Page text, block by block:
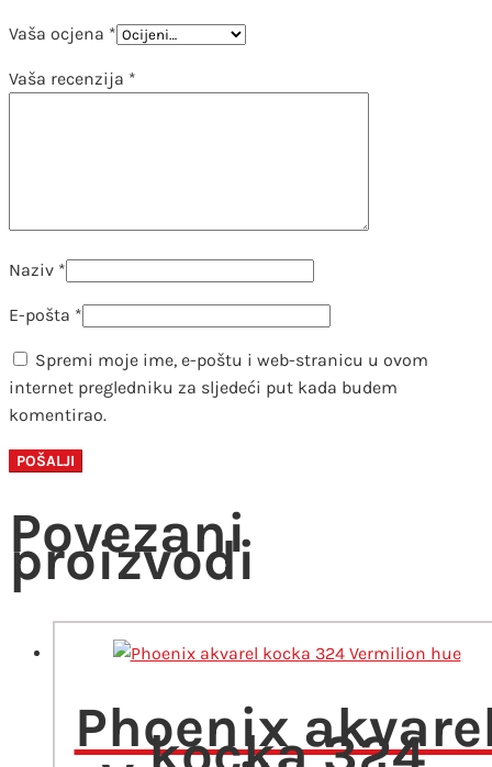
Vaša ocjena *
Vaša recenzija *
Naziv *
E-pošta *
Spremi moje ime, e-poštu i web-stranicu u ovom
internet pregledniku za sljedeći put kada budem
komentirao.
Povezani
proizvodi
Phoenix